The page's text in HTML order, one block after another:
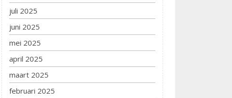
juli 2025
juni 2025
mei 2025
april 2025
maart 2025
februari 2025